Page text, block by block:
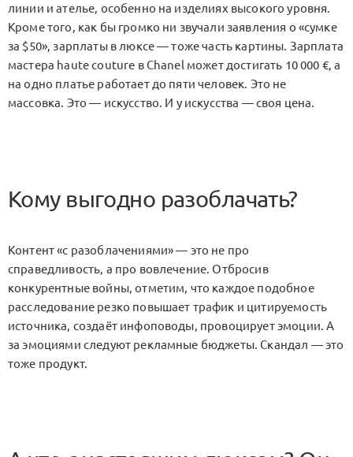
линии и ателье, особенно на изделиях высокого уровня.
Кроме того, как бы громко ни звучали заявления о «сумке
за $50», зарплаты в люксе — тоже часть картины. Зарплата
мастера haute couture в Chanel может достигать 10 000 €, а
на одно платье работает до пяти человек. Это не
массовка. Это — искусство. И у искусства — своя цена.
Кому выгодно разоблачать?
Контент «с разоблачениями» — это не про
справедливость, а про вовлечение. Отбросив
конкурентные войны, отметим, что каждое подобное
расследование резко повышает трафик и цитируемость
источника, создаёт инфоповоды, провоцирует эмоции. А
за эмоциями следуют рекламные бюджеты. Скандал — это
тоже продукт.